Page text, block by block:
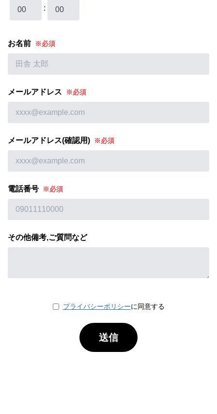
:
お名前 ※必須
メールアドレス ※必須
メールアドレス(確認用) ※必須
電話番号 ※必須
その他備考,ご質問など
プライバシーポリシーに同意する
送信